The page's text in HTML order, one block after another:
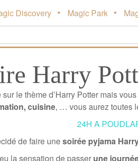
Discovery Magic Park
Harry
le thème d’Harry Potter mais
cuisine, … vous aurez toutes
24H A
de faire unesoirée pyjama
la sensation de passer une